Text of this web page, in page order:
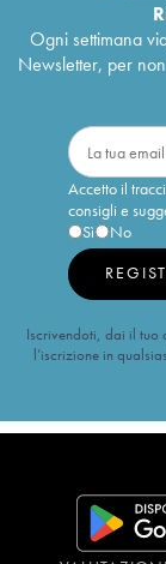
Ogni settimana
Newsletter, per
Accetto il
consigli e
Sì
No
Iscrivendoti, dai il tuo
l’iscrizione in